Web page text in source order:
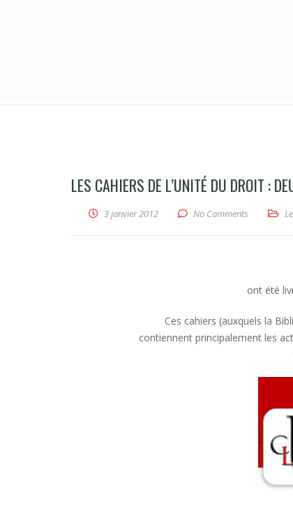
LES CAHIERS DE L’UNITÉ DU DROIT :
3 janvier 2012 No Comments
ont été
Ces cahiers (auxquels la
contiennent principalement les